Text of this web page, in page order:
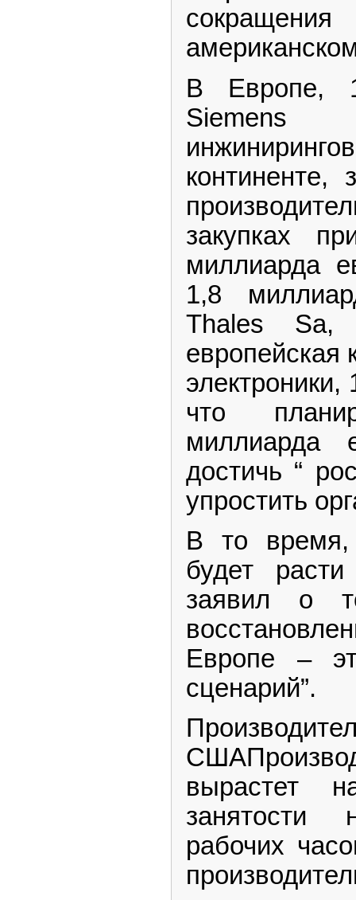
В Европе,
закупках
миллиарда
1,8
Thales Sa,
европейская
что
достичь “
упростить
В то время,
будет
заявил о
Европе –
сценарий”.
вырастет
рабочих